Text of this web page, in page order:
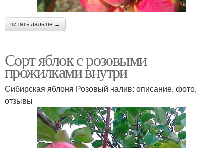
читать дальше →
Сорт яблок с розовыми
прожилками внутри
Сибирская яблоня Розовый налив: описание, фото,
отзывы